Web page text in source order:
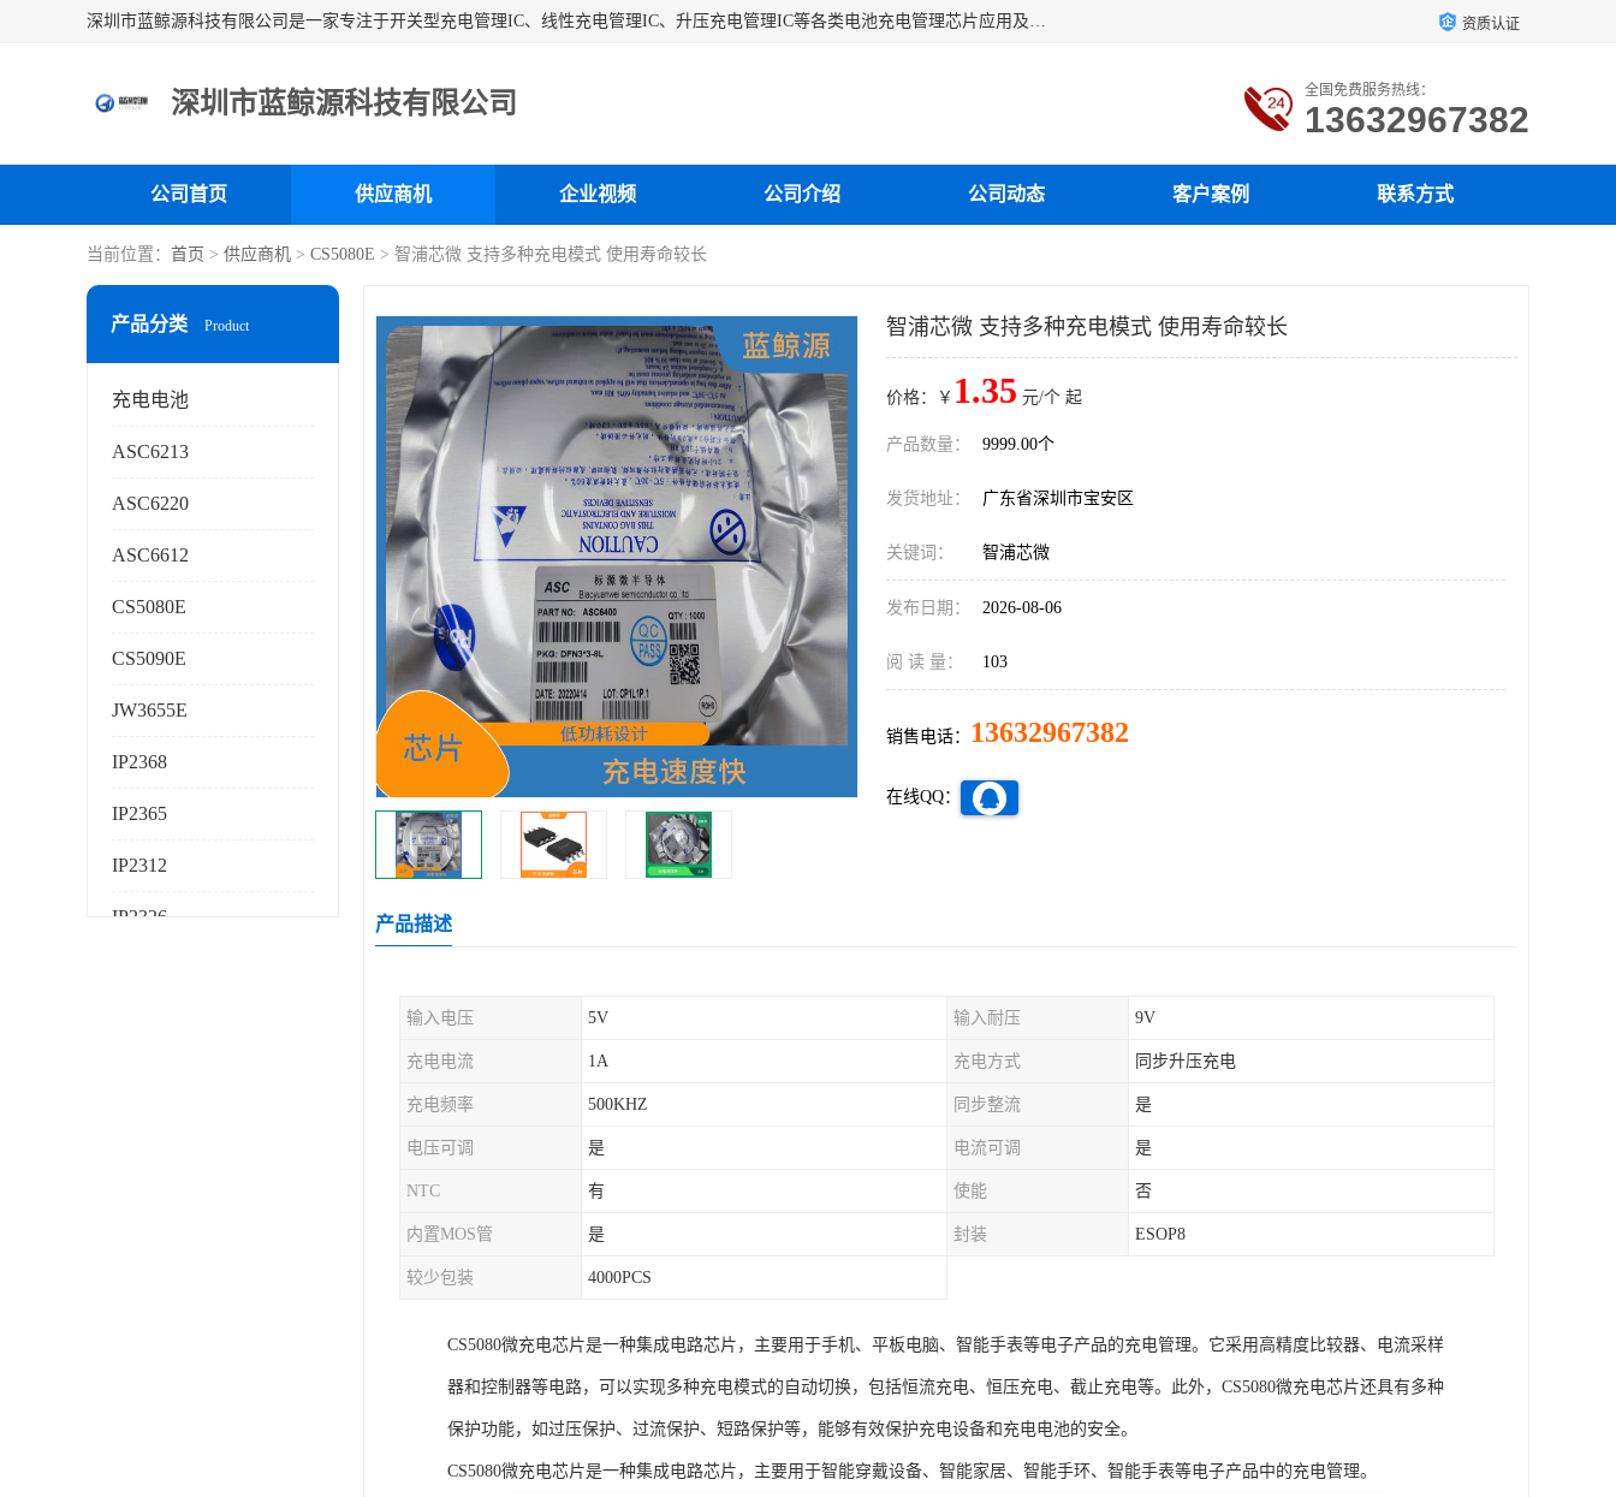
深圳市蓝鲸源科技有限公司是一家专注于开关型充电管理IC、线性充电管理IC、升压充电管理IC等各类电池充电管理芯片应用及芯片销售的企业，多年来公司为众多企业解决充电应用难题，设计缺陷，EMC超量等问题，是一家以充电技术指导为核心的充电芯片销售公司。 资质认证
深圳市蓝鲸源科技有限公司 全国免费服务热线：
13632967382
公司首页 供应商机 企业视频 公司介绍 公司动态 客户案例 联系方式
当前位置： 首页 > 供应商机 > CS5080E > 智浦芯微 支持多种充电模式 使用寿命较长
产品分类 Product
充电电池
ASC6213
ASC6220
ASC6612
CS5080E
CS5090E
JW3655E
IP2368
IP2365
IP2312
IP2326
智浦芯微 支持多种充电模式 使用寿命较长
价格：￥ 1.35 元/个 起
产品数量： 9999.00个
发货地址： 广东省深圳市宝安区
关键词： 智浦芯微
发布日期： 2026-08-06
阅 读 量： 103
销售电话： 13632967382
在线QQ：
产品描述
输入电压 5V 输入耐压 9V
充电电流 1A 充电方式 同步升压充电
充电频率 500KHZ 同步整流 是
电压可调 是 电流可调 是
NTC 有 使能 否
内置MOS管 是 封装 ESOP8
较少包装 4000PCS
CS5080微充电芯片是一种集成电路芯片，主要用于手机、平板电脑、智能手表等电子产品的充电管理。它采用高精度比较器、电流采样
器和控制器等电路，可以实现多种充电模式的自动切换，包括恒流充电、恒压充电、截止充电等。此外，CS5080微充电芯片还具有多种
保护功能，如过压保护、过流保护、短路保护等，能够有效保护充电设备和充电电池的安全。
CS5080微充电芯片是一种集成电路芯片，主要用于智能穿戴设备、智能家居、智能手环、智能手表等电子产品中的充电管理。